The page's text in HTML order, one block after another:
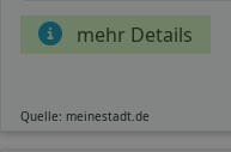
mehr Details
Quelle: meinestadt.de